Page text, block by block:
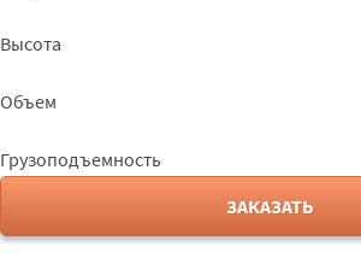
Высота
Объем
Грузоподъемность
ЗАКАЗАТЬ